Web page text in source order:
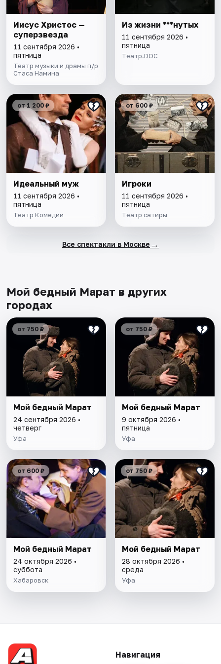
Иисус Христос —
суперзвезда
11 сентября 2026 •
пятница
Театр музыки и драмы п/р
Стаса Намина
Из жизни ***нутых
11 сентября 2026 •
пятница
Театр.DOC
от 1 200 ₽
Идеальный муж
11 сентября 2026 •
пятница
Театр Комедии
от 600 ₽
Игроки
11 сентября 2026 •
пятница
Театр сатиры
Все спектакли в Москве →
Мой бедный Марат в других
городах
от 750 ₽
Мой бедный Марат
24 сентября 2026 •
четверг
Уфа
от 750 ₽
Мой бедный Марат
9 октября 2026 •
пятница
Уфа
от 600 ₽
Мой бедный Марат
24 октября 2026 •
суббота
Хабаровск
от 750 ₽
Мой бедный Марат
28 октября 2026 •
среда
Уфа
Навигация